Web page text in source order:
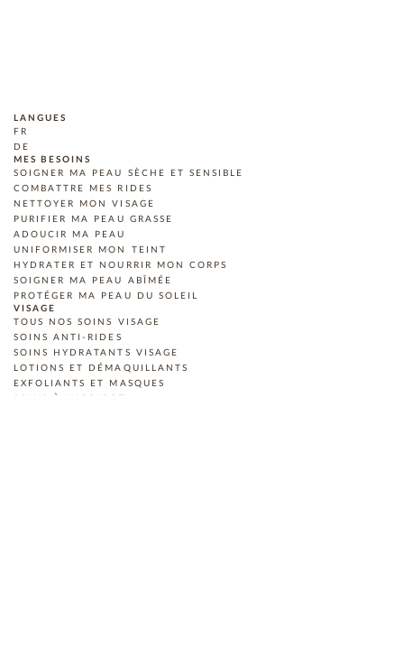
LANGUES
FR
DE
MES BESOINS
SOIGNER MA PEAU SÈCHE ET SENSIBLE
COMBATTRE MES RIDES
NETTOYER MON VISAGE
PURIFIER MA PEAU GRASSE
ADOUCIR MA PEAU
UNIFORMISER MON TEINT
HYDRATER ET NOURRIR MON CORPS
SOIGNER MA PEAU ABÎMÉE
PROTÉGER MA PEAU DU SOLEIL
VISAGE
TOUS NOS SOINS VISAGE
SOINS ANTI-RIDES
SOINS HYDRATANTS VISAGE
LOTIONS ET DÉMAQUILLANTS
EXFOLIANTS ET MASQUES